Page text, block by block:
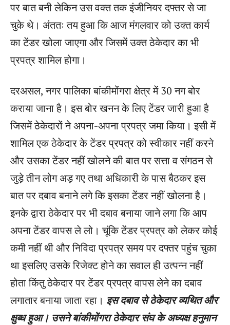
पर बात बनी लेकिन उस वक्त तक इंजीनियर दफ्तर से जा
चुके थे। अंततः तय हुआ कि आज मंगलवार को उक्त कार्य
का टेंडर खोला जाएगा और जिसमें उक्त ठेकेदार का भी
प्रपत्र शामिल होगा।
दरअसल, नगर पालिका बांकीमोंगरा क्षेत्र में 30 नग बोर
कराया जाना है। इस बोर खनन के लिए टेंडर जारी हुआ है
जिसमें ठेकेदारों ने अपना-अपना प्रपत्र जमा किया। इसी में
शामिल एक ठेकेदार के टेंडर प्रपत्र को स्वीकार नहीं करने
और उसका टेंडर नहीं खोलने की बात पर सत्ता व संगठन से
जुड़े तीन लोग अड़ गए तथा अधिकारी के पास बैठकर इस
बात पर दबाव बनाने लगे कि इसका टेंडर नहीं खोलना है।
इनके द्वारा ठेकेदार पर भी दबाव बनाया जाने लगा कि आप
अपना टेंडर वापस ले लो। चूंकि टेंडर प्रपत्र को लेकर कोई
कमी नहीं थी और निविदा प्रपत्र समय पर दफ्तर पहुंच चुका
था इसलिए उसके रिजेक्ट होने का सवाल ही उत्पन्न नहीं
होता किंतु ठेकेदार पर टेंडर प्रपत्र वापस लेने का दबाव
लगातार बनाया जाता रहा। इस दबाव से ठेकेदार व्यथित और
क्षुब्ध हुआ। उसने बांकीमोंगरा ठेकेदार संघ के अध्यक्ष हनुमान